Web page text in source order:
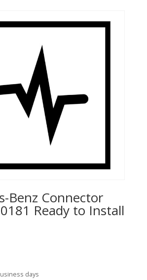
Benz Connector
Ready to Install
days